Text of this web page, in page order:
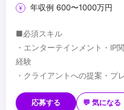
年収例 600〜1000万円
■必須スキル
・エンターテインメント・IP
経験
・クライアントへの提案・プ
・広告代理店等でのエンター
応募する 💬 気になる